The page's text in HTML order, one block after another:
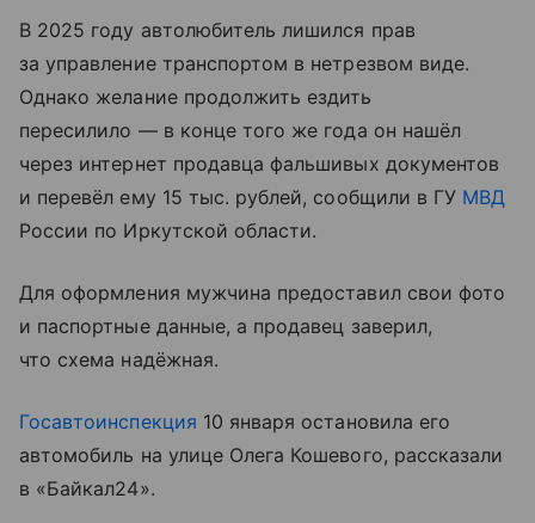
В 2025 году автолюбитель лишился прав
за управление транспортом в нетрезвом виде.
Однако желание продолжить ездить
пересилило — в конце того же года он нашёл
через интернет продавца фальшивых документов
и перевёл ему 15 тыс. рублей, сообщили в ГУ МВД
России по Иркутской области.
Для оформления мужчина предоставил свои фото
и паспортные данные, а продавец заверил,
что схема надёжная.
Госавтоинспекция 10 января остановила его
автомобиль на улице Олега Кошевого, рассказали
в «Байкал24».